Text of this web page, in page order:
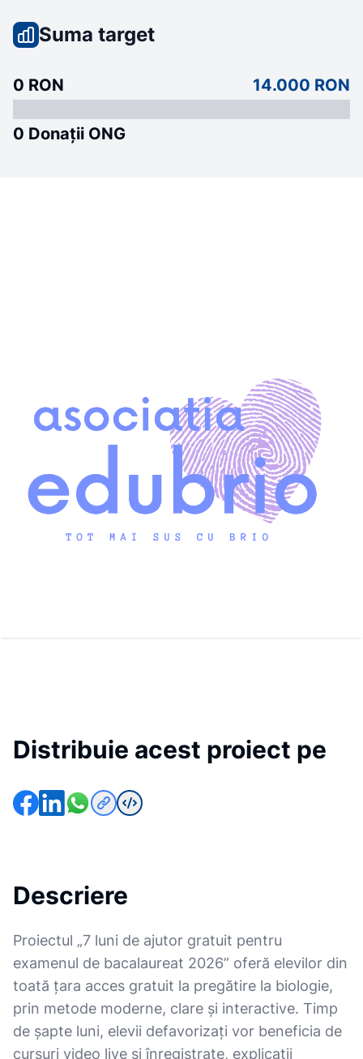
Suma target
0 RON 14.000 RON
0 Donații ONG
Distribuie acest proiect pe
Descriere
Proiectul „7 luni de ajutor gratuit pentru
examenul de bacalaureat 2026” oferă elevilor din
toată țara acces gratuit la pregătire la biologie,
prin metode moderne, clare și interactive. Timp
de șapte luni, elevii defavorizați vor beneficia de
cursuri video live și înregistrate, explicații